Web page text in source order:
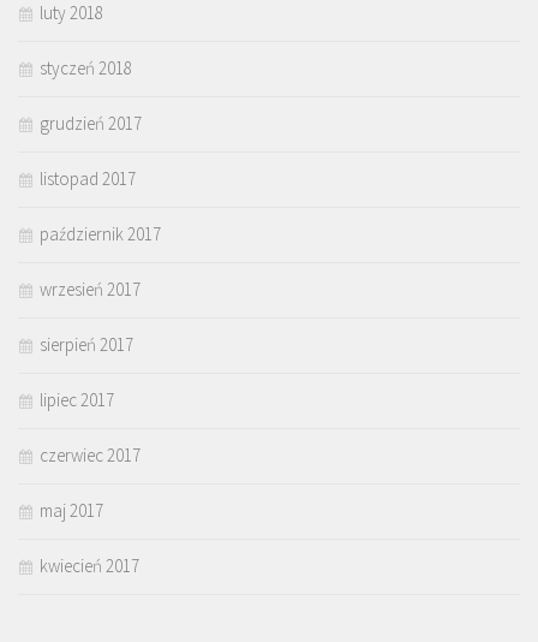
luty 2018
styczeń 2018
grudzień 2017
listopad 2017
październik 2017
wrzesień 2017
sierpień 2017
lipiec 2017
czerwiec 2017
maj 2017
kwiecień 2017